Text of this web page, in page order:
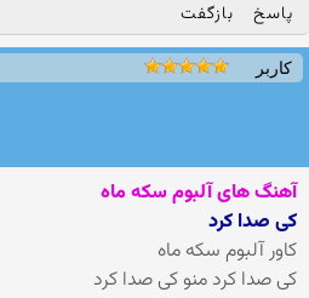
پاسخ بازگفت
کاربر
آهنگ های آلبوم سکه ماه
کی صدا کرد
کاور آلبوم سکه ماه
کی صدا کرد منو کی صدا کرد